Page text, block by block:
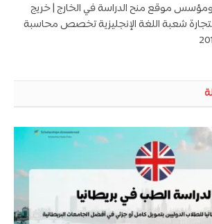
موقع منح الدراسة في الخارج | خريج
شعبة اللغة الإنجليزية تخصص محاسبة